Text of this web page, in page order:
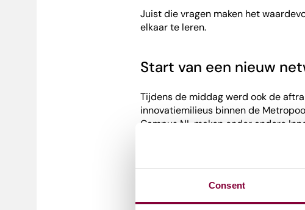
Consent
Juist die vragen maken het
elkaar te leren.
Start van een nieuw
Tijdens de middag werd ook de
innovatiemilieus binnen de
Campus NL maken onder andere
gezamenlijk te kijken waar
zich voor een gezamenlijke aanpak?